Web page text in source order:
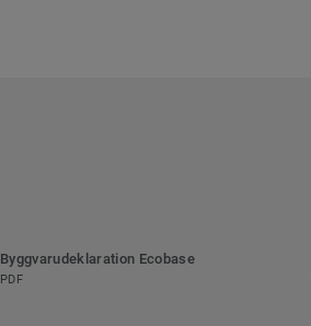
Byggvarudeklaration Ecobase
PDF